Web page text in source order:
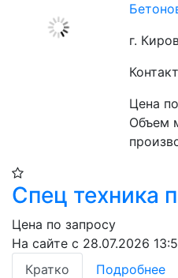
г.
Цена
Объем
Спец техника
Цена по запросу
На сайте с 28.07.2026
Кратко
Подробнее